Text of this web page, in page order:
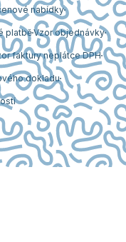
nabídky
platběVzor objednávky
faktury neplátce DPH
dokladu